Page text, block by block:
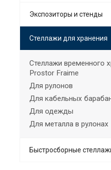
Экспозиторы и стенды
Стеллажи для хранения
Cтеллажи временного
Prostor Fraime
Для рулонов
Для кабельных
Для одежды
Для металла в рулонах
Быстросборные